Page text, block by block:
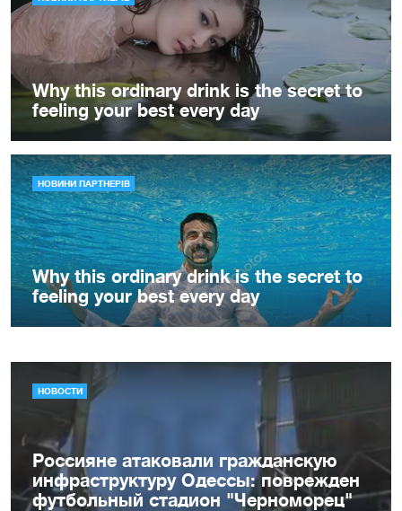
НОВОСТИ
Россияне атаковали гражданскую
инфраструктуру Одессы: поврежден
футбольный стадион "Черноморец"